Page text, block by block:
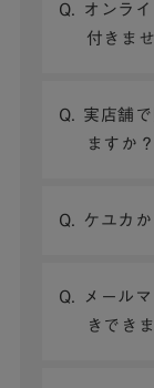
Q. オンラ
付きませ
Q. 実店舗
ますか？
Q. ケユカ
Q. メール
きでき